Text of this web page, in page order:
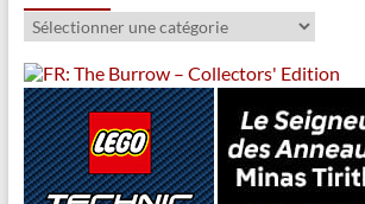
Catégories